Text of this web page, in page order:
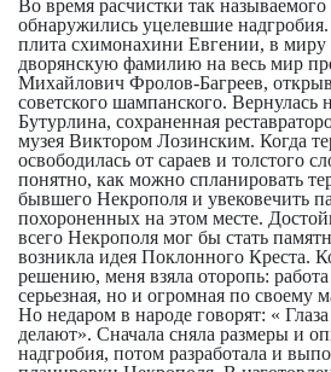
Во время расчистки так называемого
обнаружились уцелевшие
плита схимонахини Евгении, в миру
дворянскую фамилию на весь мир
Михайлович Фролов-Багреев,
советского шампанского. Вернулась
Бутурлина, сохраненная
музея Виктором Лозинским. Когда
освободилась от сараев и толстого
понятно, как можно спланировать
бывшего Некрополя и увековечить
похороненных на этом месте.
всего Некрополя мог бы стать
возникла идея Поклонного Креста.
решению, меня взяла оторопь:
серьезная, но и огромная по своему
Но недаром в народе говорят: «
делают». Сначала сняла размеры и
надгробия, потом разработала и